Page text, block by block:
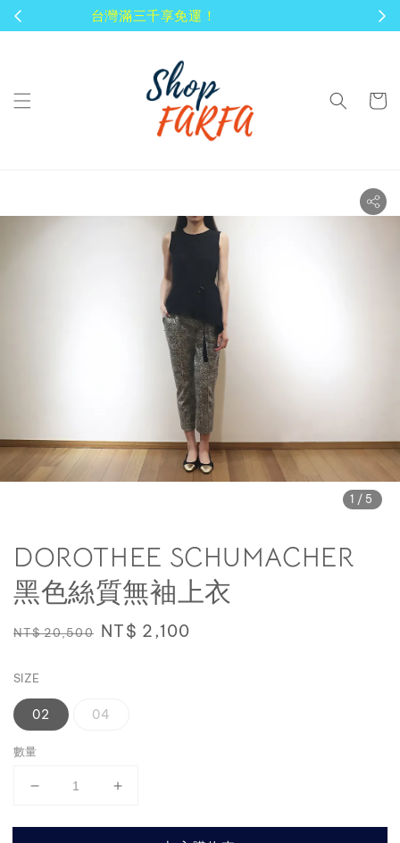
顧客享有商品到貨七天鑑賞期！
1 /5
DOROTHEE SCHUMACHER
黑色絲質無袖上衣
Regular
NT$ 20,500 Sale
NT$ 2,100
SIZE
02 04
數量